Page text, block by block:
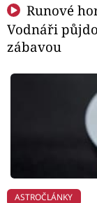
Runové
Vodnáři
zábavou
ASTROČLÁNKY